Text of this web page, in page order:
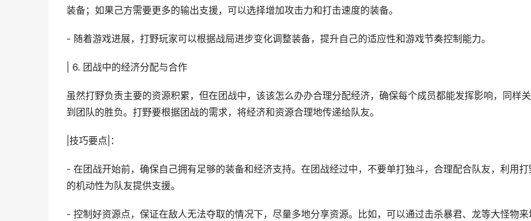
装备；如果己方需要更多的输出支援，可以选择增加攻击力和打击速度的装备。
- 随着游戏进展，打野玩家可以根据战局进步变化调整装备，提升自己的适应性和游戏节奏控制能力。
| 6. 团战中的经济分配与合作
虽然打野负责主要的资源积累，但在团战中，该该怎么办办合理分配经济，确保每个成员都能发挥影响，同样
到团队的胜负。打野要根据团战的需求，将经济和资源合理地传递给队友。
|技巧要点|：
- 在团战开始前，确保自己拥有足够的装备和经济支持。在团战经过中，不要单打独斗，合理配合队友，利用打
的机动性为队友提供支援。
- 控制好资源点，保证在敌人无法夺取的情况下，尽量多地分享资源。比如，可以通过击杀暴君、龙等大怪物来